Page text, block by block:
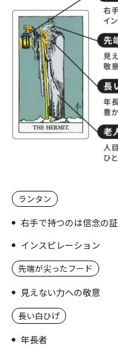
ランタン
右手で持つのは信念の証
インスピレーション
先端が尖ったフード
見えない力への敬意
長い白ひげ
年長者